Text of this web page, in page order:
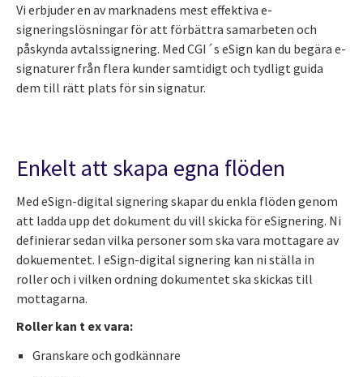
Vi erbjuder en av marknadens mest effektiva e-
signeringslösningar för att förbättra samarbeten och
påskynda avtalssignering. Med CGI´s eSign kan du begära e-
signaturer från flera kunder samtidigt och tydligt guida
dem till rätt plats för sin signatur.
Enkelt att skapa egna flöden
Med eSign-digital signering skapar du enkla flöden genom
att ladda upp det dokument du vill skicka för eSignering. Ni
definierar sedan vilka personer som ska vara mottagare av
dokuementet. I eSign-digital signering kan ni ställa in
roller och i vilken ordning dokumentet ska skickas till
mottagarna.
Roller kan t ex vara:
Granskare och godkännare